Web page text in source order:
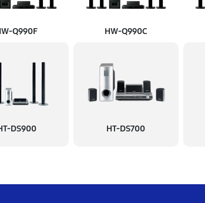
HW‑Q990C
DS900
HT-DS700